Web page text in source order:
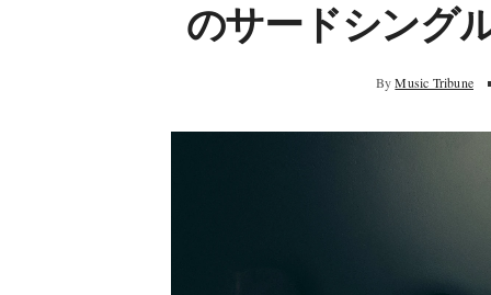
のサードシング
By Music Tribune